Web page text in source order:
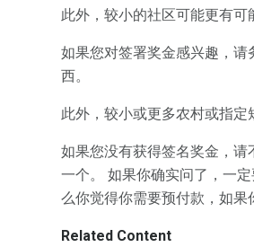
此外，较小的社区可能更有可
如果您对签署奖金感兴趣，
西。
此外，较小或更多农村或指定
如果您没有获得签名奖金，
一个。 如果你确实问了，一
么你觉得你需要预付款，如果
Related Content